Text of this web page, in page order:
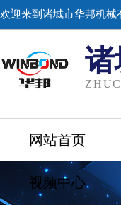
欢迎来到诸城市华邦机械
网站首页
视频中心